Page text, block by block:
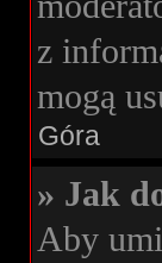
z
mogą
Góra
» Jak
Aby